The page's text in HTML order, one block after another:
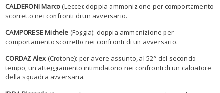
CALDERONI Marco (Lecce): doppia ammonizione per comportamento
scorretto nei confronti di un avversario.
CAMPORESE Michele (Foggia): doppia ammonizione per
comportamento scorretto nei confronti di un avversario.
CORDAZ Alex (Crotone): per avere assunto, al 52° del secondo
tempo, un atteggiamento intimidatorio nei confronti di un calciatore
della squadra avversaria.